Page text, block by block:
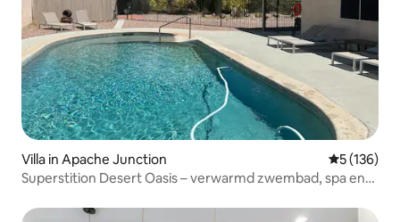
Villa in Apache Junction
5 (136)
Superstition Desert Oasis – verwarmd zwembad, spa en